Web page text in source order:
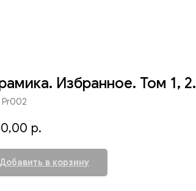
Избранное. Том 1, 2.
Pr002
р.
Добавить в корзину